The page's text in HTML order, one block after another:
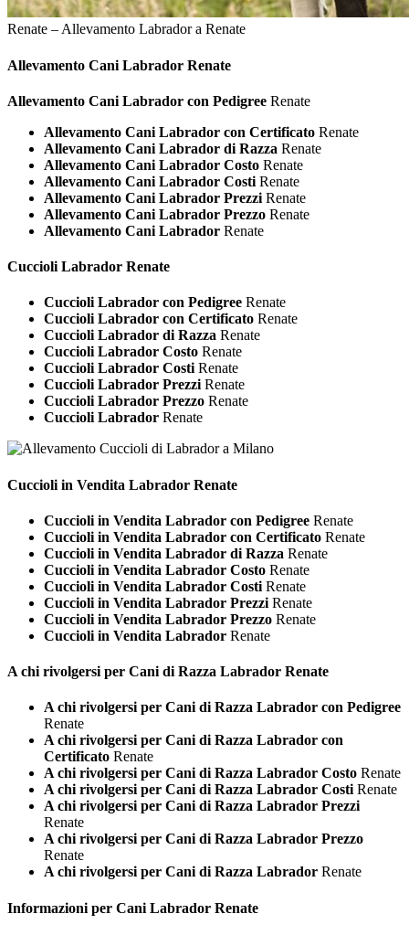
Renate – Allevamento Labrador a Renate
Allevamento Cani Labrador Renate
Allevamento Cani Labrador con Pedigree Renate
Allevamento Cani Labrador con Certificato Renate
Allevamento Cani Labrador di Razza Renate
Allevamento Cani Labrador Costo Renate
Allevamento Cani Labrador Costi Renate
Allevamento Cani Labrador Prezzi Renate
Allevamento Cani Labrador Prezzo Renate
Allevamento Cani Labrador Renate
Cuccioli Labrador Renate
Cuccioli Labrador con Pedigree Renate
Cuccioli Labrador con Certificato Renate
Cuccioli Labrador di Razza Renate
Cuccioli Labrador Costo Renate
Cuccioli Labrador CostiRenate
Cuccioli Labrador PrezziRenate
Cuccioli Labrador Prezzo Renate
Cuccioli Labrador Renate
Cuccioli in Vendita Labrador Renate
Cuccioli in Vendita Labrador con Pedigree Renate
Cuccioli in Vendita Labrador con Certificato Renate
Cuccioli in Vendita Labrador di Razza Renate
Cuccioli in Vendita Labrador Costo Renate
Cuccioli in Vendita Labrador Costi Renate
Cuccioli in Vendita Labrador Prezzi Renate
Cuccioli in Vendita Labrador Prezzo Renate
Cuccioli in Vendita Labrador Renate
A chi rivolgersi per Cani di Razza Labrador Renate
A chi rivolgersi per Cani di Razza Labrador con Pedigree
Renate
A chi rivolgersi per Cani di Razza Labrador con
Certificato Renate
A chi rivolgersi per Cani di Razza Labrador Costo Renate
A chi rivolgersi per Cani di Razza Labrador CostiRenate
A chi rivolgersi per Cani di Razza Labrador Prezzi
Renate
A chi rivolgersi per Cani di Razza Labrador Prezzo
Renate
A chi rivolgersi per Cani di Razza Labrador Renate
Informazioni per Cani Labrador Renate